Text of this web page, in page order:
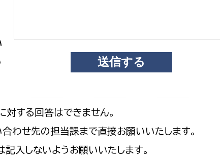
課
務課
対する回答はできません。
わせ先の担当課まで直接お願いいたします。
入しないようお願いいたします。